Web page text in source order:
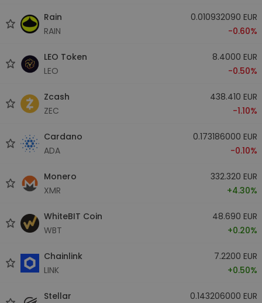
Rain
RAIN
0.010932090 EUR
-0.60%
LEO Token
LEO
8.4000 EUR
-0.50%
Zcash
ZEC
438.410 EUR
-1.10%
Cardano
ADA
0.173186000 EUR
-0.10%
Monero
XMR
332.320 EUR
+4.30%
WhiteBIT Coin
WBT
48.690 EUR
+0.20%
Chainlink
LINK
7.2200 EUR
+0.50%
Stellar
0.143206000 EUR